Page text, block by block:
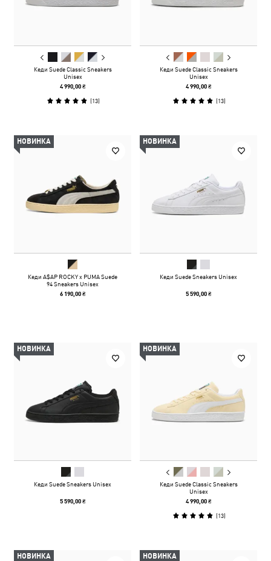
Кеди Suede Classic Sneakers
Unisex
4 990,00 ₴
(13)
Кеди Suede Classic Sneakers
Unisex
4 990,00 ₴
(13)
НОВИНКА
Кеди A$AP ROCKY x PUMA Suede
94 Sneakers Unisex
6 190,00 ₴
НОВИНКА
Кеди Suede Sneakers Unisex
5 590,00 ₴
НОВИНКА
Кеди Suede Sneakers Unisex
5 590,00 ₴
НОВИНКА
Кеди Suede Classic Sneakers
Unisex
4 990,00 ₴
(13)
НОВИНКА НОВИНКА